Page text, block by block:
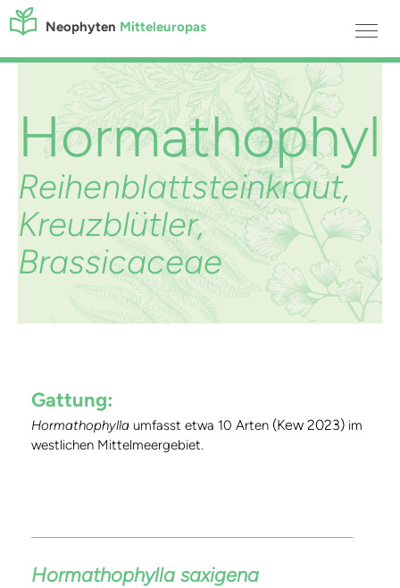
Neophyten Mitteleuropas
Reihenblattsteinkraut,
Kreuzblütler,
Brassicaceae
Gattung:
Hormathophylla umfasst etwa 10 Arten (Kew 2023) im
westlichen Mittelmeergebiet.
Hormathophylla saxigena